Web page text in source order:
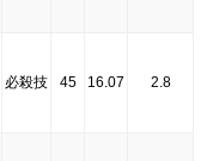
必殺技 45 16.07 2.8